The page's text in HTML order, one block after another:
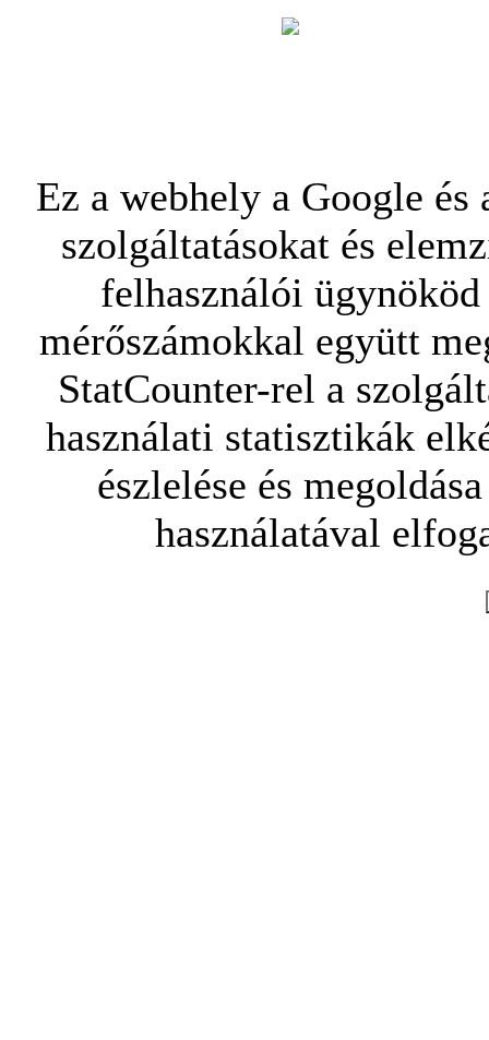
Ez a webhely a Google
szolgáltatásokat és
felhasználói
mérőszámokkal együtt
StatCounter-rel a
használati statisztikák
észlelése és
használatával